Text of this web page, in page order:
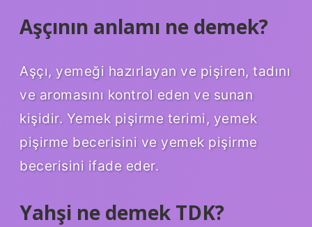
Aşçının anlamı ne demek?
Aşçı, yemeği hazırlayan ve pişiren, tadını
ve aromasını kontrol eden ve sunan
kişidir. Yemek pişirme terimi, yemek
pişirme becerisini ve yemek pişirme
becerisini ifade eder.
Yahşi ne demek TDK?